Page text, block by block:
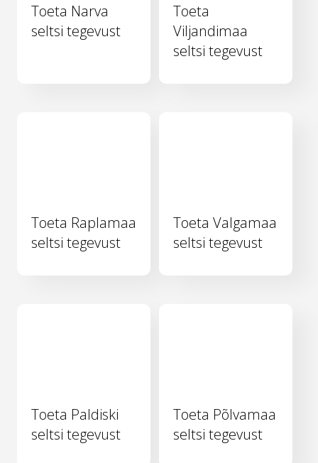
Toeta Narva
seltsi tegevust
Toeta
Viljandimaa
seltsi tegevust
Toeta Raplamaa
seltsi tegevust
Toeta Valgamaa
seltsi tegevust
Toeta Paldiski
seltsi tegevust
Toeta Põlvamaa
seltsi tegevust